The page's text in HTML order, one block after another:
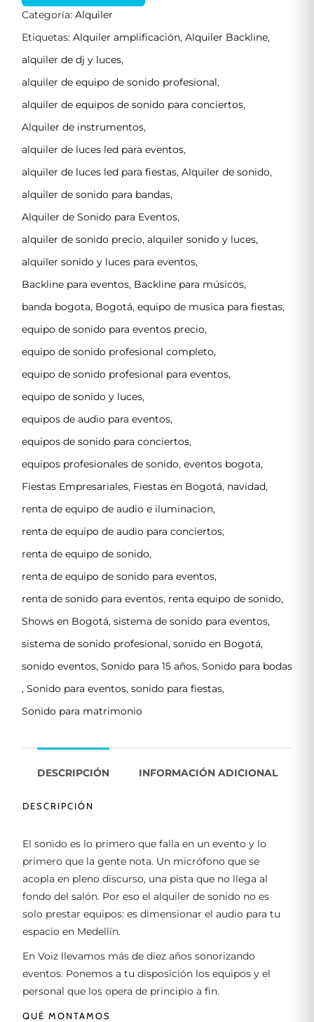
Categoría: Alquiler
Etiquetas: Alquiler amplificación, Alquiler Backline,
alquiler de dj y luces,
alquiler de equipo de sonido profesional,
alquiler de equipos de sonido para conciertos,
Alquiler de instrumentos,
alquiler de luces led para eventos,
alquiler de luces led para fiestas, Alquiler de sonido,
alquiler de sonido para bandas,
Alquiler de Sonido para Eventos,
alquiler de sonido precio, alquiler sonido y luces,
alquiler sonido y luces para eventos,
Backline para eventos, Backline para músicos,
banda bogota, Bogotá, equipo de musica para fiestas,
equipo de sonido para eventos precio,
equipo de sonido profesional completo,
equipo de sonido profesional para eventos,
equipo de sonido y luces,
equipos de audio para eventos,
equipos de sonido para conciertos,
equipos profesionales de sonido, eventos bogota,
Fiestas Empresariales, Fiestas en Bogotá, navidad,
renta de equipo de audio e iluminacion,
renta de equipo de audio para conciertos,
renta de equipo de sonido,
renta de equipo de sonido para eventos,
renta de sonido para eventos, renta equipo de sonido,
Shows en Bogotá, sistema de sonido para eventos,
sistema de sonido profesional, sonido en Bogotá,
sonido eventos, Sonido para 15 años, Sonido para bodas
, Sonido para eventos, sonido para fiestas,
Sonido para matrimonio
DESCRIPCIÓN INFORMACIÓN ADICIONAL
DESCRIPCIÓN
El sonido es lo primero que falla en un evento y lo
primero que la gente nota. Un micrófono que se
acopla en pleno discurso, una pista que no llega al
fondo del salón. Por eso el alquiler de sonido no es
solo prestar equipos: es dimensionar el audio para tu
espacio en Medellín.
En Voiz llevamos más de diez años sonorizando
eventos. Ponemos a tu disposición los equipos y el
personal que los opera de principio a fin.
QUÉ MONTAMOS